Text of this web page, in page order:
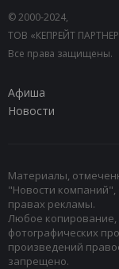
© 2000-2024,
ТОВ «КЕПРЕЙТ
Все права защищены.
Афиша
Новости
Материалы,
"Новости
правах рекламы.
Любое копирование,
фотографических
произведений
запрещено.